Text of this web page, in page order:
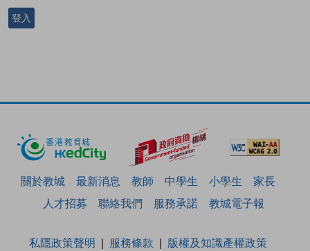
登入
關於教城 最新消息 教師 中學生 小學生
家長
人才招募
聯絡我們 服務承諾 教城電子報
私隱政策聲明 服務條款
版權及知識產權政策